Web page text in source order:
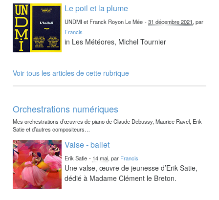
Le poil et la plume
UNDMI et Franck Royon Le Mée -31 décembre 2021, par
Francis
in Les Météores, Michel Tournier
Voir tous les articles de cette rubrique
Orchestrations numériques
Mes orchestrations d’œuvres de piano de Claude Debussy, Maurice Ravel, Erik
Satie et d’autres compositeurs…
Valse - ballet
Erik Satie - 14 mai, par Francis
Une valse, œuvre de jeunesse d’Erik Satie,
dédié à Madame Clément le Breton.